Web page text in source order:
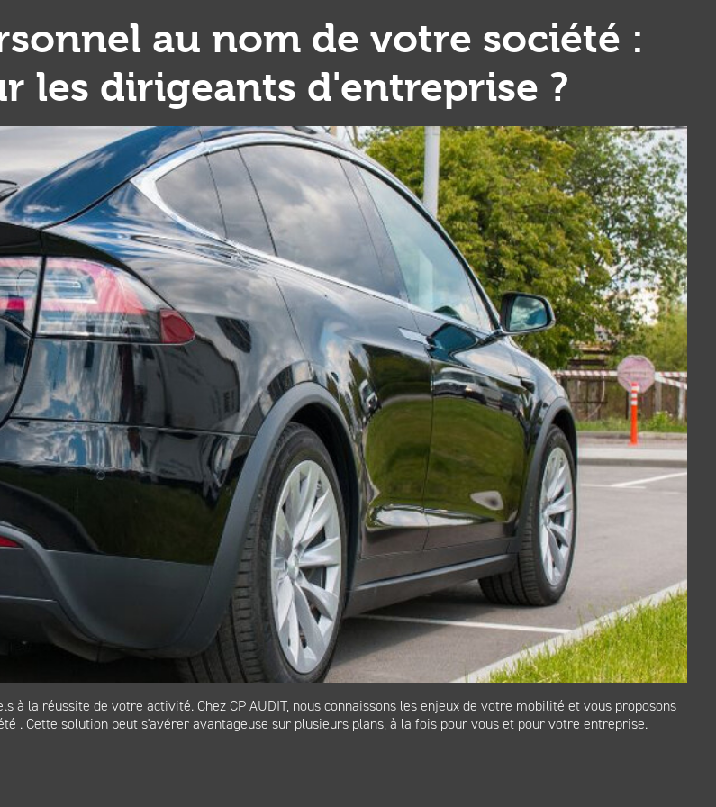
au nom de votre société :
les dirigeants d'entreprise ?
la réussite de votre activité. Chez CP AUDIT, nous connaissons les enjeux de votre mobilité et vous proposons
. Cette solution peut s'avérer avantageuse sur plusieurs plans, à la fois pour vous et pour votre entreprise.